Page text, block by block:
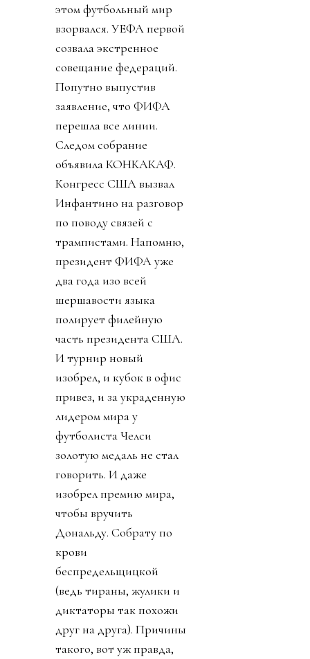
этом футбольный мир
взорвался. УЕФА первой
созвала экстренное
совещание федераций.
Попутно выпустив
заявление, что ФИФА
перешла все линии.
Следом собрание
объявила КОНКАКАФ.
Конгресс США вызвал
Инфантино на разговор
по поводу связей с
трампистами. Напомню,
президент ФИФА уже
два года изо всей
шершавости языка
полирует филейную
часть президента США.
И турнир новый
изобрел, и кубок в офис
привез, и за украденную
лидером мира у
футболиста Челси
золотую медаль не стал
говорить. И даже
изобрел премию мира,
чтобы вручить
Дональду. Собрату по
крови
беспредельщицкой
(ведь тираны, жулики и
диктаторы так похожи
друг на друга). Причины
такого, вот уж правда,